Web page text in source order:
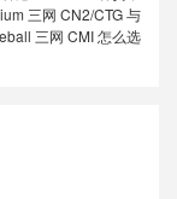
三网 CN2/CTG 与
三网 CMI 怎么选